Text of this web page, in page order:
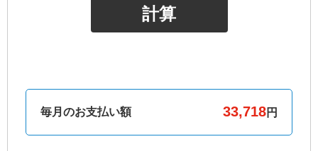
計算
毎月のお支払い額 円